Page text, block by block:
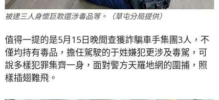
被逮三人身懷巨款還涉毒品等。（草屯分局提供）
值得一提的是5月15日晚間查獲詐騙車手集團3人，不
僅均持有毒品，擔任駕駛的于姓嫌犯更涉及毒駕，可
說多樣犯罪集齊一身，面對警方天羅地網的圍捕，照
樣插翅難飛。